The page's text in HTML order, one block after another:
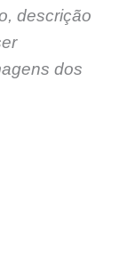
descrição
dos